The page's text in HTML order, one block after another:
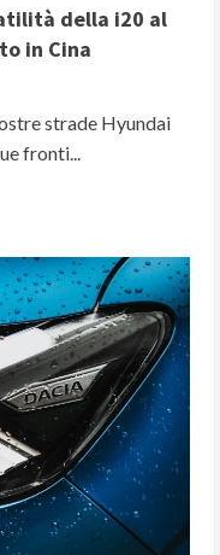
della i20 al
in Cina
strade Hyundai
fronti...